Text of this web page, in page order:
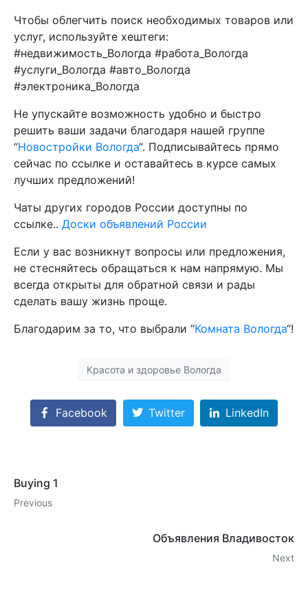
Чтобы облегчить поиск необходимых товаров или
услуг, используйте хештеги:
#недвижимость_Вологда #работа_Вологда
#услуги_Вологда #авто_Вологда
#электроника_Вологда
Не упускайте возможность удобно и быстро
решить ваши задачи благодаря нашей группе
“Новостройки Вологда“. Подписывайтесь прямо
сейчас по ссылке и оставайтесь в курсе самых
лучших предложений!
Чаты других городов России доступны по
ссылке.. Доски объявлений России
Если у вас возникнут вопросы или предложения,
не стесняйтесь обращаться к нам напрямую. Мы
всегда открыты для обратной связи и рады
сделать вашу жизнь проще.
Благодарим за то, что выбрали “Комната Вологда“!
Красота и здоровье Вологда
Facebook Twitter LinkedIn
Buying 1
Previous
Объявления Владивосток
Next